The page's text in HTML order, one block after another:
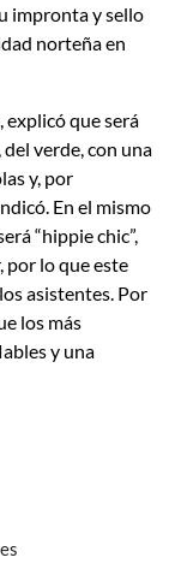
impronta y sello
norteña en
explicó que será
verde, con una
y, por
En el mismo
“hippie chic”,
por lo que este
asistentes. Por
los más
y una